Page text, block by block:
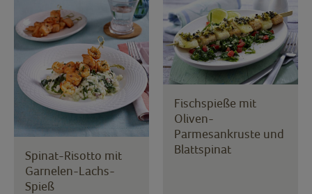
Spinat-Risotto mit
Garnelen-Lachs-
Spieß
Fischspieße mit
Oliven-
Parmesankruste und
Blattspinat